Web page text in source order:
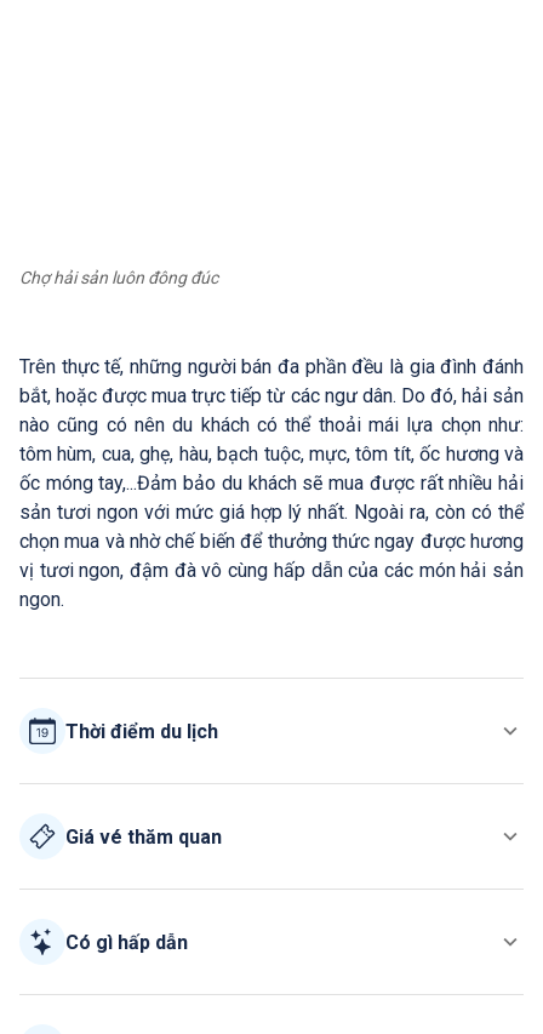
Chợ hải sản luôn đông đúc
Trên thực tế, những người bán đa phần đều là gia đình đánh
bắt, hoặc được mua trực tiếp từ các ngư dân. Do đó, hải sản
nào cũng có nên du khách có thể thoải mái lựa chọn như:
tôm hùm, cua, ghẹ, hàu, bạch tuộc, mực, tôm tít, ốc hương và
ốc móng tay,...Đảm bảo du khách sẽ mua được rất nhiều hải
sản tươi ngon với mức giá hợp lý nhất. Ngoài ra, còn có thể
chọn mua và nhờ chế biến để thưởng thức ngay được hương
vị tươi ngon, đậm đà vô cùng hấp dẫn của các món hải sản
ngon.
Thời điểm du lịch
Giá vé thăm quan
Có gì hấp dẫn